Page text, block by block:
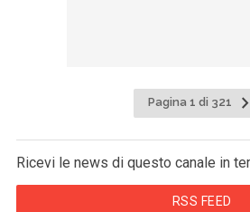
Pagina 1 di 321
Ricevi le news di questo canale in
RSS FEED